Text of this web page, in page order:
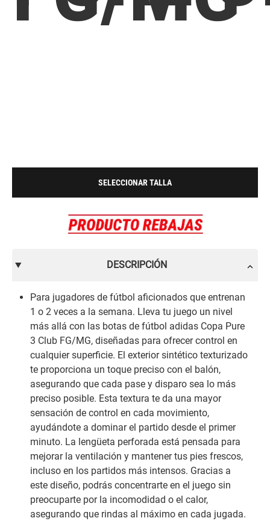
SELECCIONAR TALLA
DESCRIPCIÓN
Para jugadores de fútbol aficionados que entrenan
1 o 2 veces a la semana. Lleva tu juego un nivel
más allá con las botas de fútbol adidas Copa Pure
3 Club FG/MG, diseñadas para ofrecer control en
cualquier superficie. El exterior sintético texturizado
te proporciona un toque preciso con el balón,
asegurando que cada pase y disparo sea lo más
preciso posible. Esta textura te da una mayor
sensación de control en cada movimiento,
ayudándote a dominar el partido desde el primer
minuto. La lengüeta perforada está pensada para
mejorar la ventilación y mantener tus pies frescos,
incluso en los partidos más intensos. Gracias a
este diseño, podrás concentrarte en el juego sin
preocuparte por la incomodidad o el calor,
asegurando que rindas al máximo en cada jugada.